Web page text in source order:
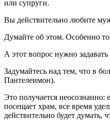
или супруги.
Вы действительно любите
Думайте об этом. Особенно
А этот вопрос нужно
Задумайтесь над тем, что в
Пантелеимон).
Это получается неосознанно:
посещает храм, все время
действительно будет думать,